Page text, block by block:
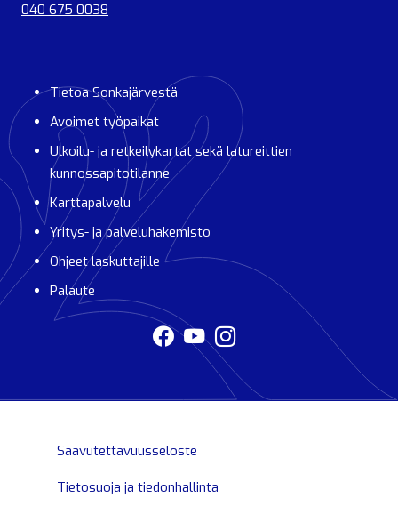
040 675 0038
Tietoa Sonkajärvestä
Avoimet työpaikat
Ulkoilu- ja retkeilykartat sekä latureittien
kunnossapitotilanne
Karttapalvelu
Yritys- ja palveluhakemisto
Ohjeet laskuttajille
Palaute
Saavutettavuusseloste
Tietosuoja ja tiedonhallinta